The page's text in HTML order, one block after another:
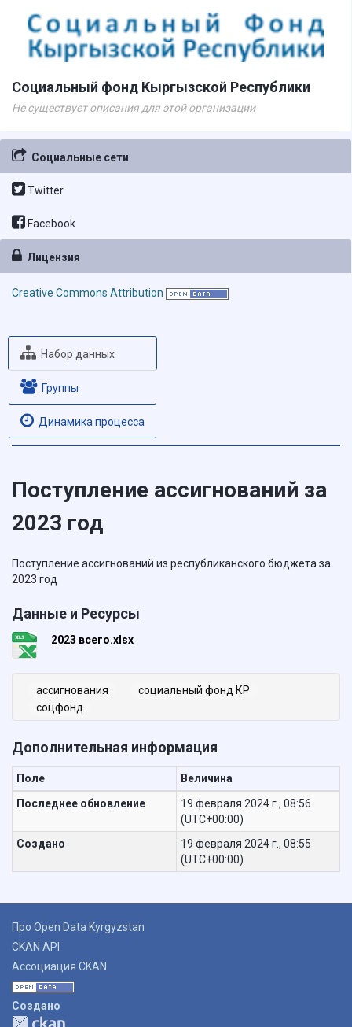
Социальный фонд Кыргызской Республики
Не существует описания для этой организации
Социальные сети
Twitter
Facebook
Лицензия
Creative Commons Attribution
Набор данных
Группы
Динамика процесса
Поступление ассигнований за
2023 год
Поступление ассигнований из республиканского бюджета за
2023 год
Данные и Ресурсы
2023 всего.xlsx
ассигнования
социальный фонд КР
соцфонд
Дополнительная информация
Поле
Величина
Последнее обновление
19 февраля 2024 г., 08:56
(UTC+00:00)
Создано
19 февраля 2024 г., 08:55
(UTC+00:00)
Про Open Data Kyrgyzstan
CKAN API
Ассоциация CKAN
Создано